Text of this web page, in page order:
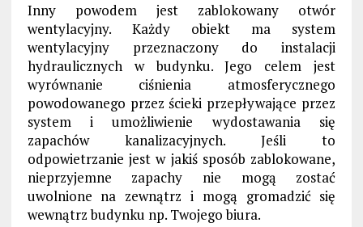
Inny powodem jest zablokowany otwór
wentylacyjny. Każdy obiekt ma system
wentylacyjny przeznaczony do instalacji
hydraulicznych w budynku. Jego celem jest
wyrównanie ciśnienia atmosferycznego
powodowanego przez ścieki przepływające przez
system i umożliwienie wydostawania się
zapachów kanalizacyjnych. Jeśli to
odpowietrzanie jest w jakiś sposób zablokowane,
nieprzyjemne zapachy nie mogą zostać
uwolnione na zewnątrz i mogą gromadzić się
wewnątrz budynku np. Twojego biura.